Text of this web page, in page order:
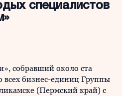
специалистов
собравший около ста
всех бизнес-единиц Группы
(Пермский край) с